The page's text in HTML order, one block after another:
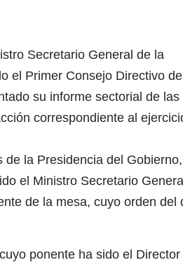
Secretario General de la
el Primer Consejo Directivo
su informe sectorial de las
correspondiente al
la Presidencia del
el Ministro Secretario
de la mesa, cuyo orden del
ponente ha sido el Director